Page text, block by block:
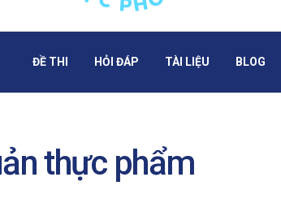
ĐỀ THI HỎI ĐÁP TÀI LIỆU BLOG
thực phẩm